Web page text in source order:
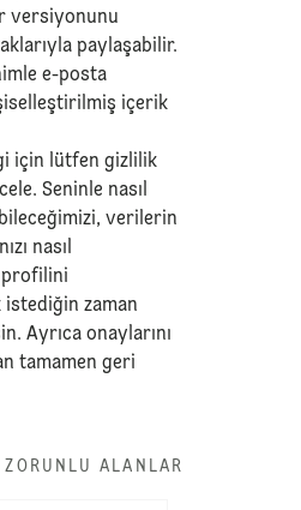
versiyonunu
paylaşabilir.
e-posta
içerik
için lütfengizlilik
Seninle nasıl
verilerin
nasıl
profilini
zaman
Ayrıca onaylarını
tamamen geri
ALANLAR